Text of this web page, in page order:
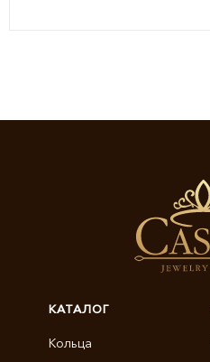
КАТАЛОГ
Кольца